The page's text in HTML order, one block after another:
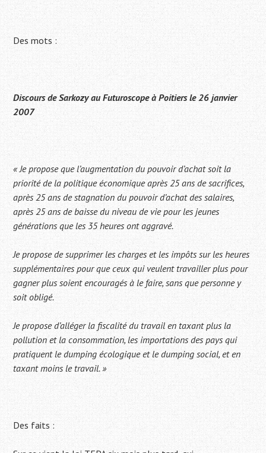
Des mots :
Discours de Sarkozy au Futuroscope à Poitiers le 26 janvier
2007
« Je propose que l’augmentation du pouvoir d’achat soit la
priorité de la politique économique après 25 ans de sacrifices,
après 25 ans de stagnation du pouvoir d’achat des salaires,
après 25 ans de baisse du niveau de vie pour les jeunes
générations que les 35 heures ont aggravé.
Je propose de supprimer les charges et les impôts sur les heures
supplémentaires pour que ceux qui veulent travailler plus pour
gagner plus soient encouragés à le faire, sans que personne y
soit obligé.
Je propose d’alléger la fiscalité du travail en taxant plus la
pollution et la consommation, les importations des pays qui
pratiquent le dumping écologique et le dumping social, et en
taxant moins le travail. »
Des faits :